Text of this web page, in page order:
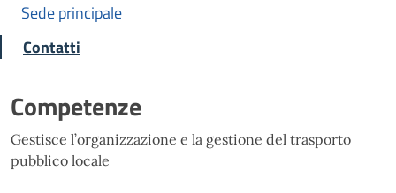
Sede principale
Contatti
Competenze
Gestisce l’organizzazione e la gestione del trasporto
pubblico locale